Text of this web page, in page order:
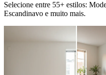
Selecione entre 55+ estilos:
Escandinavo e muito mais.